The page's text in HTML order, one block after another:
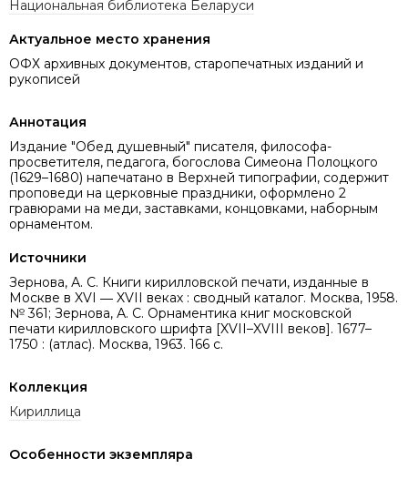
Национальная библиотека Беларуси
Актуальное место хранения
ОФХ архивных документов, старопечатных изданий и
рукописей
Аннотация
Издание "Обед душевный" писателя, философа-
просветителя, педагога, богослова Симеона Полоцкого
(1629–1680) напечатано в Верхней типографии, содержит
проповеди на церковные праздники, оформлено 2
гравюрами на меди, заставками, концовками, наборным
орнаментом.
Источники
Зернова, А. С. Книги кирилловской печати, изданные в
Москве в XVI ― XVII веках : сводный каталог. Москва, 1958.
№ 361; Зернова, А. С. Орнаментика книг московской
печати кирилловского шрифта [XVII–XVIII веков]. 1677–
1750 : (атлас). Москва, 1963. 166 с.
Коллекция
Кириллица
Особенности экземпляра